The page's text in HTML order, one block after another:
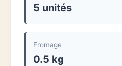
5 unités
Fromage
0.5 kg